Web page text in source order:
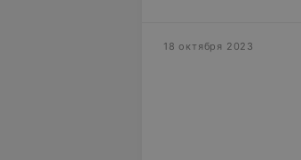
18 октября 2023